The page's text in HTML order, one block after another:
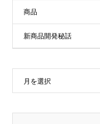
商品
新商品開発秘話
月を選択